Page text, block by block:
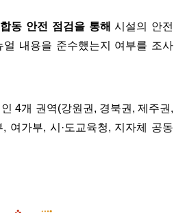
동 안전 점검을 통해 시설의 안전
얼 내용을 준수했는지 여부를 조사
4개 권역(강원권, 경북권, 제주권,
여가부, 시·도교육청, 지자체 공동